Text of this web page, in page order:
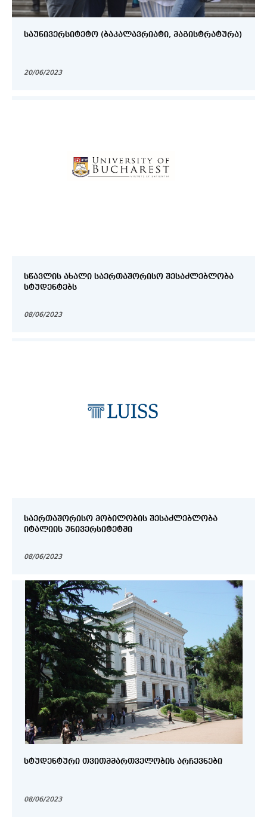
ᲡᲐᲣᲜᲘᲕᲔᲠᲡᲘᲢᲔᲢᲝ (ᲑᲐᲙᲐᲚᲐᲕᲠᲘᲐᲢᲘ, ᲛᲐᲒᲘᲡᲢᲠᲐᲢᲣᲠᲐ)
20/06/2023
ᲡᲬᲐᲕᲚᲘᲡ ᲐᲮᲐᲚᲘ ᲡᲐᲔᲠᲗᲐᲨᲝᲠᲘᲡᲝ ᲨᲔᲡᲐᲫᲚᲔᲑᲚᲝᲑᲐ
ᲡᲢᲣᲓᲔᲜᲢᲔᲑᲡ
08/06/2023
ᲡᲐᲔᲠᲗᲐᲨᲝᲠᲘᲡᲝ ᲛᲝᲑᲘᲚᲝᲑᲘᲡ ᲨᲔᲡᲐᲫᲚᲔᲑᲚᲝᲑᲐ
ᲘᲢᲐᲚᲘᲘᲡ ᲣᲜᲘᲕᲔᲠᲡᲘᲢᲔᲢᲨᲘ
08/06/2023
ᲡᲢᲣᲓᲔᲜᲢᲣᲠᲘ ᲗᲕᲘᲗᲛᲛᲐᲠᲗᲕᲔᲚᲝᲑᲘᲡ ᲐᲠᲩᲔᲕᲜᲔᲑᲘ
08/06/2023